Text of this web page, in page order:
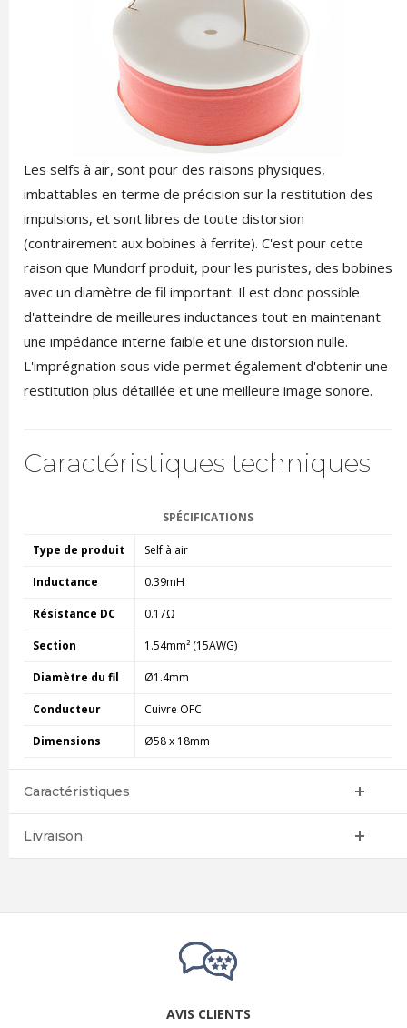
Les selfs à air, sont pour des raisons physiques,
imbattables en terme de précision sur la restitution des
impulsions, et sont libres de toute distorsion
(contrairement aux bobines à ferrite). C'est pour cette
raison que Mundorf produit, pour les puristes, des bobines
avec un diamètre de fil important. Il est donc possible
d'atteindre de meilleures inductances tout en maintenant
une impédance interne faible et une distorsion nulle.
L'imprégnation sous vide permet également d'obtenir une
restitution plus détaillée et une meilleure image sonore.
Caractéristiques techniques
SPÉCIFICATIONS
Type de produit Self à air
Inductance 0.39mH
Résistance DC 0.17Ω
Section 1.54mm² (15AWG)
Diamètre du fil Ø1.4mm
Conducteur Cuivre OFC
Dimensions Ø58 x 18mm
Caractéristiques
Livraison
AVIS CLIENTS